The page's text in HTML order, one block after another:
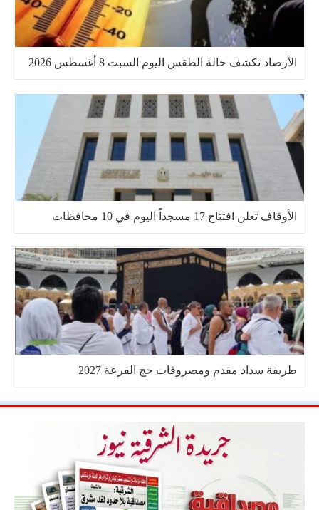
الأرصاد تكشف حالة الطقس اليوم السبت 8 أغسطس 2026
الأوقاف تعلن افتتاح 17 مسجداً اليوم في 10 محافظات
طريقة سداد مقدم ومصروفات حج القرعة 2027